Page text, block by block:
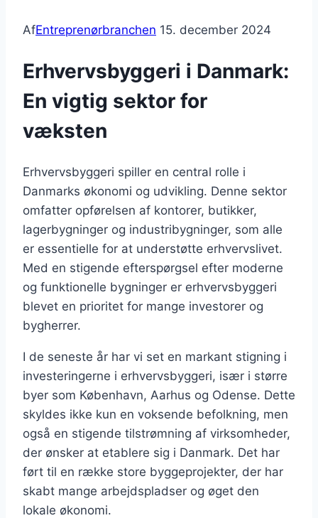
AfEntreprenørbranchen 15. december 2024
Erhvervsbyggeri i Danmark:
En vigtig sektor for
væksten
Erhvervsbyggeri spiller en central rolle i
Danmarks økonomi og udvikling. Denne sektor
omfatter opførelsen af kontorer, butikker,
lagerbygninger og industribygninger, som alle
er essentielle for at understøtte erhvervslivet.
Med en stigende efterspørgsel efter moderne
og funktionelle bygninger er erhvervsbyggeri
blevet en prioritet for mange investorer og
bygherrer.
I de seneste år har vi set en markant stigning i
investeringerne i erhvervsbyggeri, især i større
byer som København, Aarhus og Odense. Dette
skyldes ikke kun en voksende befolkning, men
også en stigende tilstrømning af virksomheder,
der ønsker at etablere sig i Danmark. Det har
ført til en række store byggeprojekter, der har
skabt mange arbejdspladser og øget den
lokale økonomi.